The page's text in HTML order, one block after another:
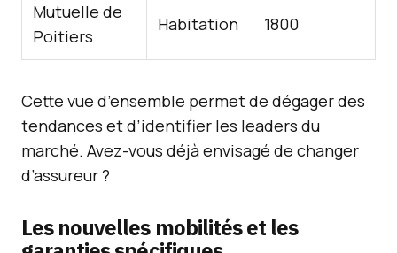
Mutuelle de
Poitiers
Habitation 1800
Cette vue d’ensemble permet de dégager des
tendances et d’identifier les leaders du
marché. Avez-vous déjà envisagé de changer
d’assureur ?
Les nouvelles mobilités et les